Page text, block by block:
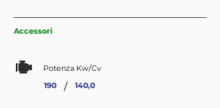
Accessori
Potenza Kw/Cv
190
/ 140,0